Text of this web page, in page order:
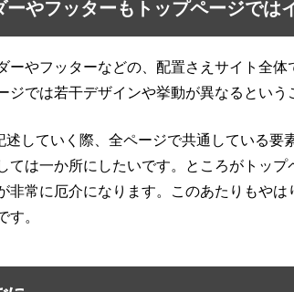
ーやフッターもトップページでは
ーやフッターなどの、配置さえサイト全体
ジでは若干デザインや挙動が異なるという
述していく際、全ページで共通している要
ては一か所にしたいです。ところがトッ
非常に厄介になります。このあたりもや
す。